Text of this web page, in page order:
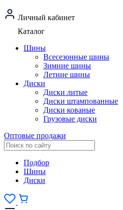
Личный кабинет
Каталог
Шины
Всесезонные шины
Зимние шины
Летние шины
Диски
Диски литые
Диски штампованные
Диски кованые
Грузовые диски
Оптовые продажи
Подбор
Шины
Диски